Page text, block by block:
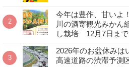
今年は豊作、甘い
川の酒寄観光みか
し栽培 12月7日まで
2026年のお盆休みは
高速道路の渋滞予測